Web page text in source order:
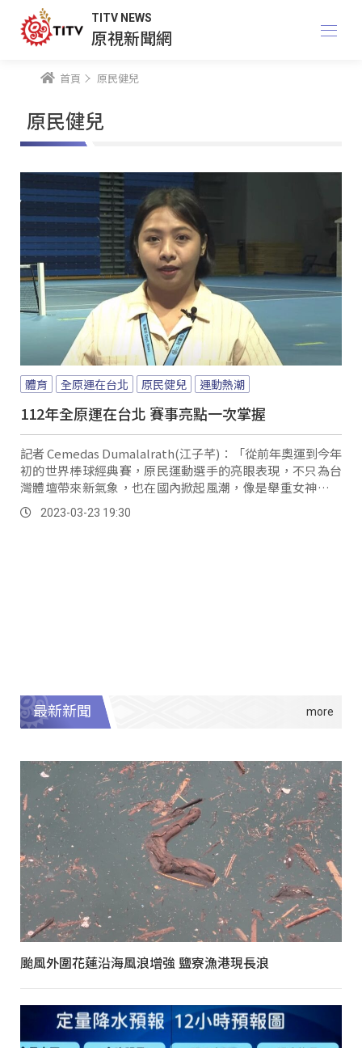
TITV NEWS
原視新聞網
首頁 原民健兒
原民健兒
體育 全原運在台北 原民健兒 運動熱潮
112年全原運在台北 賽事亮點一次掌握
記者 Cemedas Dumalalrath(江子芊)：「從前年奧運到今年
初的世界棒球經典賽，原民運動選手的亮眼表現，不只為台
灣體壇帶來新氣象，也在國內掀起風潮，像是舉重女神郭婞
純的『跌倒燦笑照』，還有『國防部長』張育成的敬禮姿
勢。2023-03-23 19:30
最新新聞
颱風外圍花蓮沿海風浪增強 鹽寮漁港現長浪